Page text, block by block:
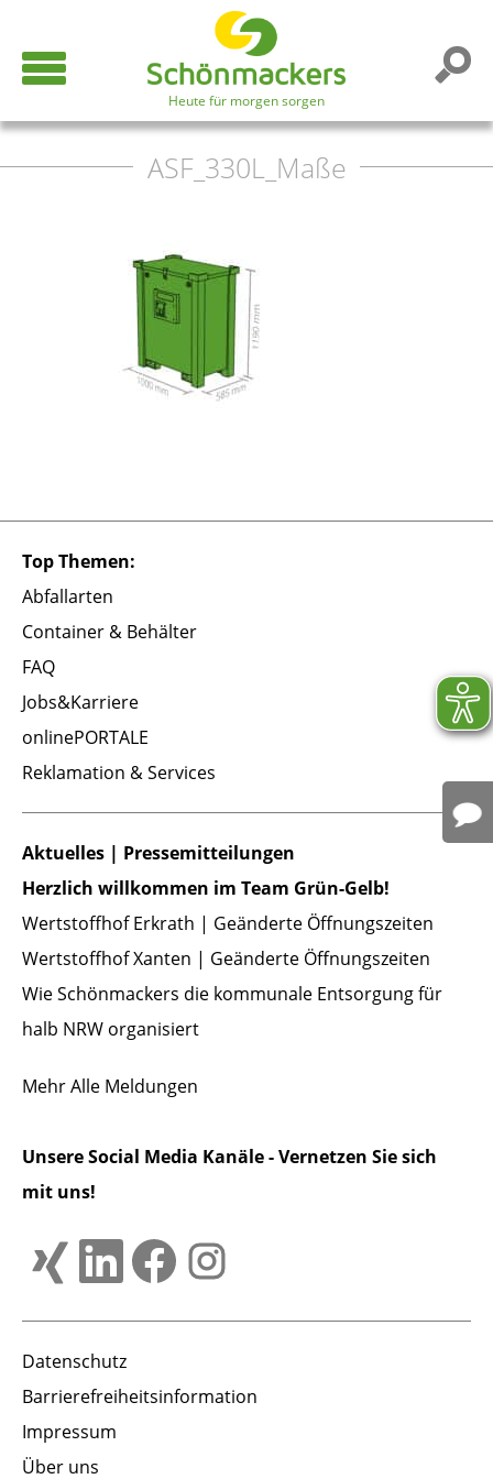
Heute für morgen sorgen
ASF_330L_Maße
Top Themen:
Abfallarten
Container & Behälter
FAQ
Jobs&Karriere
onlinePORTALE
Reklamation & Services
Datenschutz
Barrierefreiheitsinformation
Impressum
Über uns
Aktuelles | Pressemitteilungen
Herzlich willkommen im Team Grün-Gelb!
Wertstoffhof Erkrath | Geänderte Öffnungszeiten
Wertstoffhof Xanten | Geänderte Öffnungszeiten
Wie Schönmackers die kommunale Entsorgung für
halb NRW organisiert
MehrAlle Meldungen
Unsere Social Media Kanäle - Vernetzen Sie sich
mit uns!